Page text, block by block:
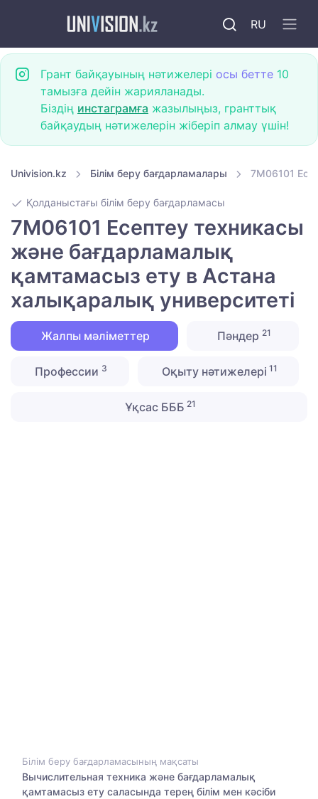
RU
Грант байқауының нәтижелері осы бетте 10
тамызға дейін жарияланады.
Біздің инстаграмға жазылыңыз, гранттық
байқаудың нәтижелерін жіберіп алмау үшін!
Univision.kz Білім беру бағдарламалары 7M06101
Қолданыстағы білім беру бағдарламасы
7M06101 Есептеу техникасы
және бағдарламалық
қамтамасыз ету в Астана
халықаралық университеті
Жалпы мәліметтер Пәндер 21
Профессии 3 Оқыту нәтижелері 11
Ұқсас БББ 21
Білім беру бағдарламасының мақсаты
Вычислительная техника және бағдарламалық
қамтамасыз ету саласында терең білім мен кәсіби